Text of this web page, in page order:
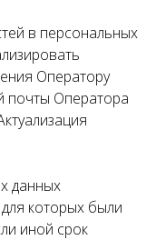
в персональных
Оператору
почты Оператора
данных
которых были
иной срок